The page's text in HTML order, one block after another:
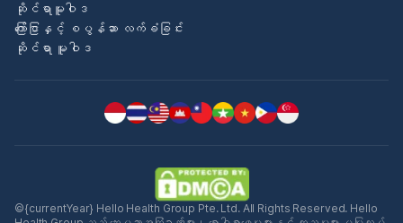
ဆိုင်ရာမူဝါဒ
ကြော်ငြာနှင့် စပွန်ဆာ လက်ခံခြင်း
ဆိုင်ရာ မူဝါဒ
©{currentYear} Hello Health Group Pte. Ltd. All Rights Reserved. Hello